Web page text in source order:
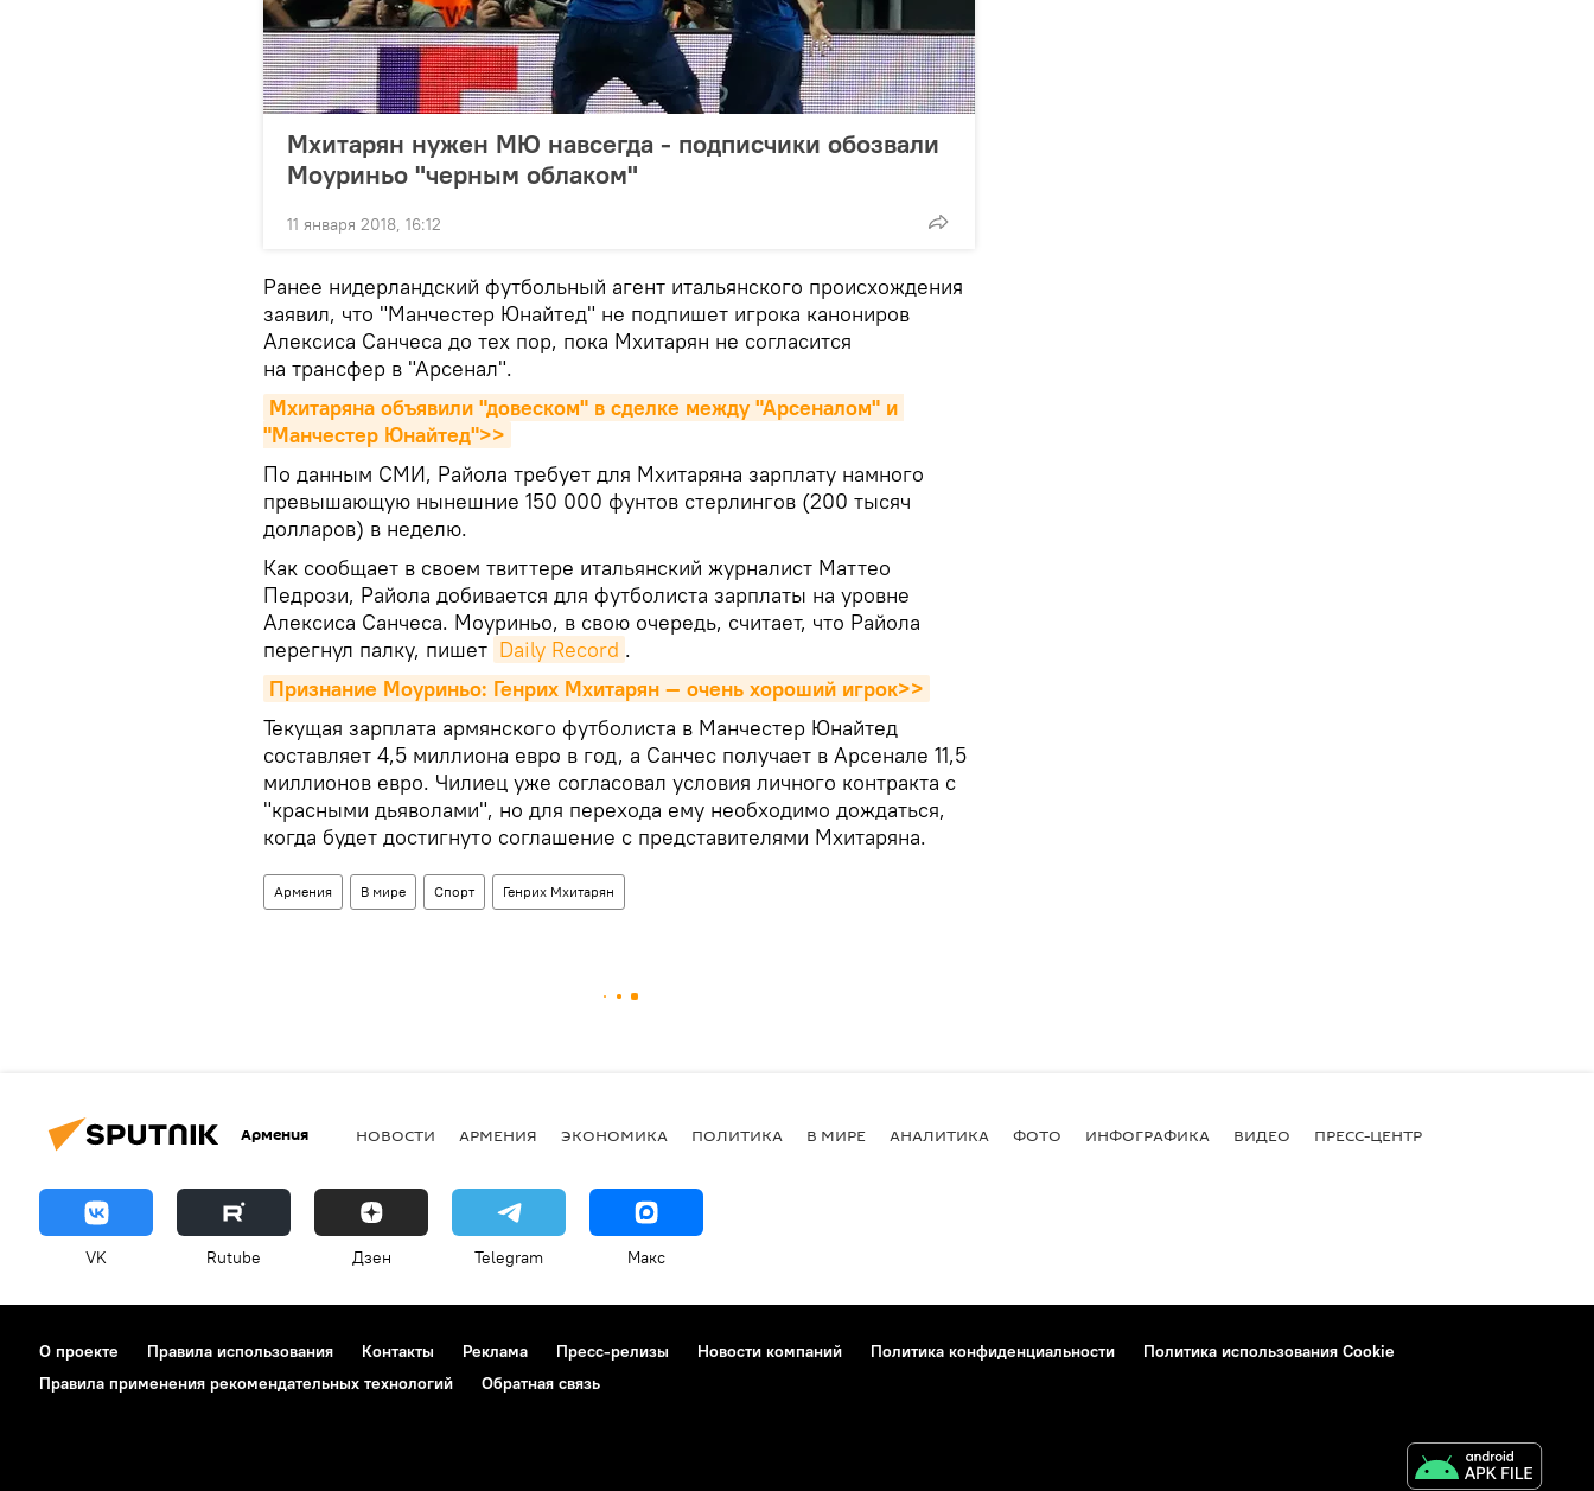
Мхитарян нужен МЮ навсегда - подписчики обозвали
Моуриньо "черным облаком"
11 января 2018, 16:12
Ранее нидерландский футбольный агент итальянского происхождения
заявил, что "Манчестер Юнайтед" не подпишет игрока канониров
Алексиса Санчеса до тех пор, пока Мхитарян не согласится
на трансфер в "Арсенал".
Мхитаряна объявили "довеском" в сделке между "Арсеналом" и
"Манчестер Юнайтед">>
По данным СМИ, Райола требует для Мхитаряна зарплату намного
превышающую нынешние 150 000 фунтов стерлингов (200 тысяч
долларов) в неделю.
Как сообщает в своем твиттере итальянский журналист Маттео
Педрози, Райола добивается для футболиста зарплаты на уровне
Алексиса Санчеса. Моуриньо, в свою очередь, считает, что Райола
перегнул палку, пишет Daily Record .
Признание Моуриньо: Генрих Мхитарян — очень хороший игрок>>
Текущая зарплата армянского футболиста в Манчестер Юнайтед
составляет 4,5 миллиона евро в год, а Санчес получает в Арсенале 11,5
миллионов евро. Чилиец уже согласовал условия личного контракта с
"красными дьяволами", но для перехода ему необходимо дождаться,
когда будет достигнуто соглашение с представителями Мхитаряна.
Армения В мире Спорт Генрих Мхитарян
Армения НОВОСТИ АРМЕНИЯ ЭКОНОМИКА ПОЛИТИКА В МИРЕ АНАЛИТИКА ФОТО ИНФОГРАФИКА ВИДЕО ПРЕСС-ЦЕНТР
VK Rutube Дзен Telegram Макс
О проекте Правила использования Контакты Реклама Пресс-релизы Новости компаний Политика конфиденциальности
Политика использования Cookie
Правила применения рекомендательных технологий
Обратная связь